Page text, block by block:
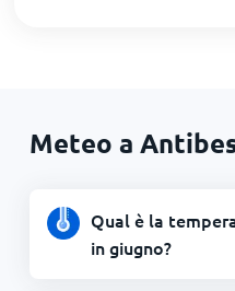
Meteo a
Qual è la
in giugno?